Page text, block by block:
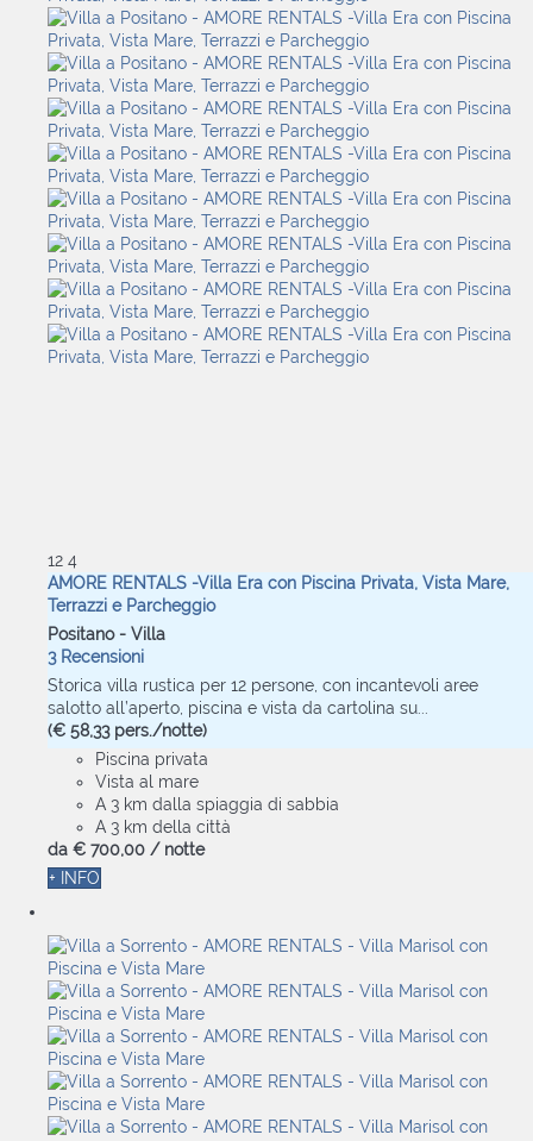
12 4
AMORE RENTALS -Villa Era con Piscina Privata, Vista Mare,
Terrazzi e Parcheggio
Positano - Villa
3 Recensioni
Storica villa rustica per 12 persone, con incantevoli aree
salotto all’aperto, piscina e vista da cartolina su...
(€ 58,33 pers./notte)
Piscina privata
Vista al mare
A 3 km dalla spiaggia di sabbia
A 3 km della città
da € 700,00 / notte
+ INFO